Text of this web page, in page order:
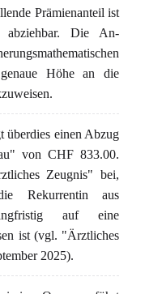
Prämienanteil ist
abziehbar. Die An-
Höhe an die
überdies einen Abzug
von CHF 833.00.
Zeugnis" bei,
Rekurrentin aus
auf eine
ist (vgl. "Ärztliches
2025).